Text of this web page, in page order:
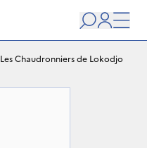
user
Les Chaudronniers de Lokodjo